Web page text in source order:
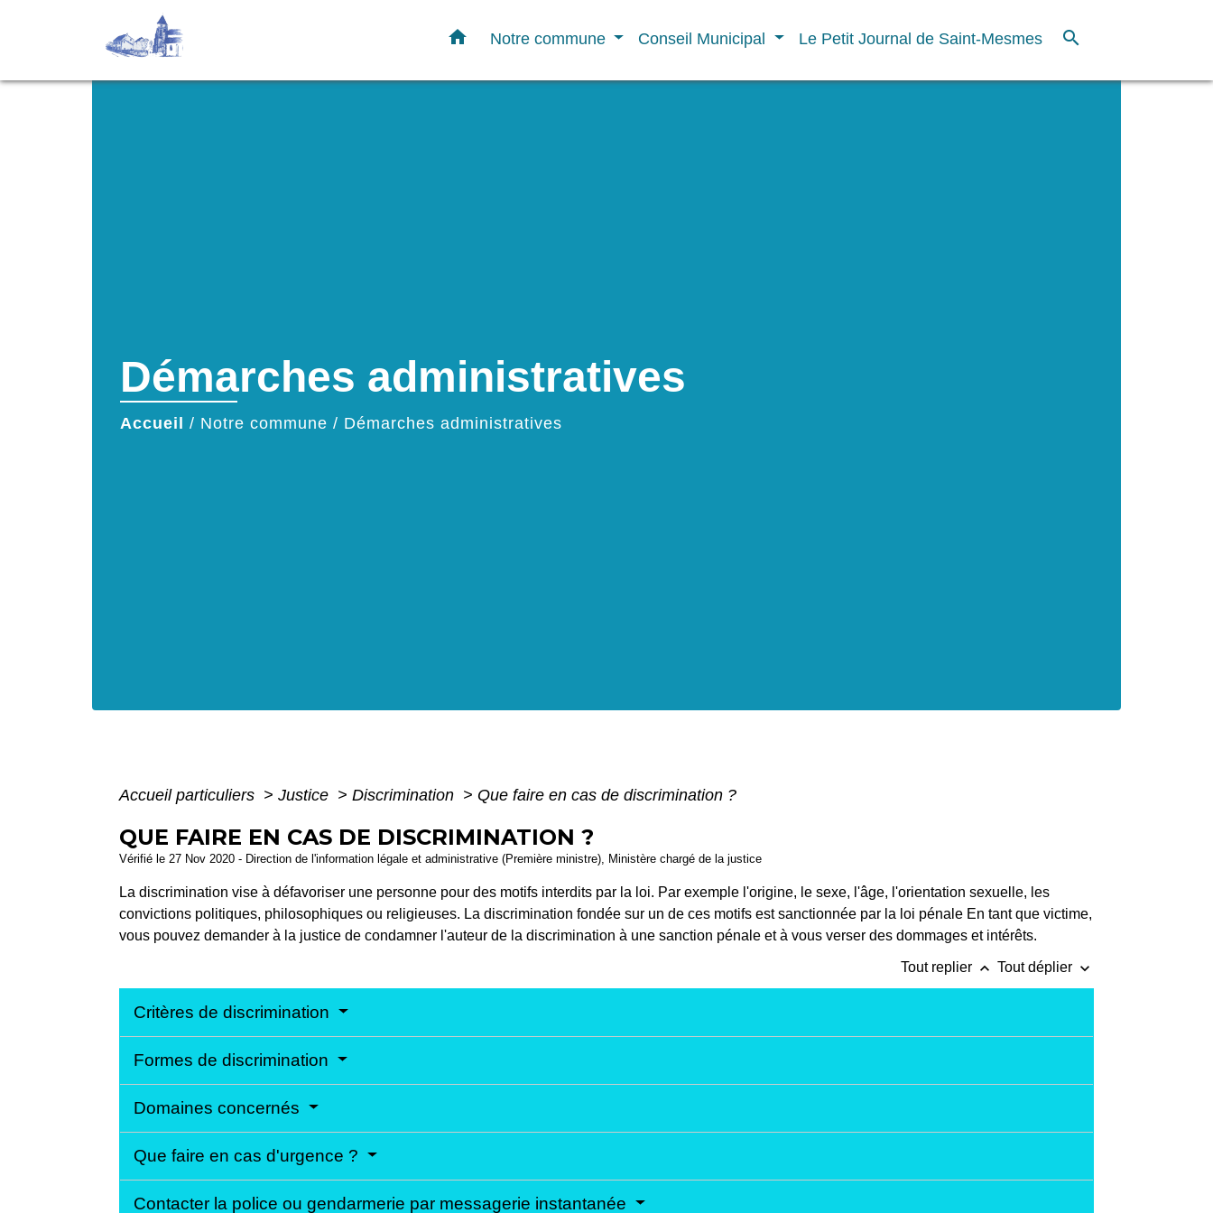
home Notre commune Conseil Municipal Le Petit Journal de Saint-Mesmes search
Démarches administratives
Accueil / Notre commune / Démarches administratives
Accueil particuliers > Justice > Discrimination > Que faire en cas de discrimination ?
QUE FAIRE EN CAS DE DISCRIMINATION ?
Vérifié le 27 Nov 2020 - Direction de l'information légale et administrative (Première ministre), Ministère chargé de la justice
La discrimination vise à défavoriser une personne pour des motifs interdits par la loi. Par exemple l'origine, le sexe, l'âge, l'orientation sexuelle, les
convictions politiques, philosophiques ou religieuses. La discrimination fondée sur un de ces motifs est sanctionnée par la loi pénale En tant que victime,
vous pouvez demander à la justice de condamner l'auteur de la discrimination à une sanction pénale et à vous verser des dommages et intérêts.
Tout replier keyboard_arrow_up Tout déplier keyboard_arrow_down
Critères de discrimination
Formes de discrimination
Domaines concernés
Que faire en cas d'urgence ?
Contacter la police ou gendarmerie par messagerie instantanée